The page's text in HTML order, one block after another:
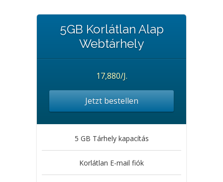
5GB Korlátlan Alap
Webtárhely
17,880/J.
Jetzt bestellen
5 GB Tárhely kapacítás
Korlátlan E-mail fiók